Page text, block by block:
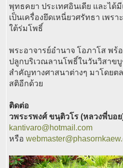
พุทธคยา ประเทศอินเดีย และได้
เป็นเครื่องยึดเหนี่ยวศรัทธา เพร
ใต้ร่มโพธิ์
พระอาจารย์อำนาจ โอภาโส พร้
ปลูกบริเวณลานโพธิ์ในวันวิสาข
สำคัญทางศาสนาต่างๆ มาโดยต
สติอีกด้วย
ติดต่อ
วพระรพงศ์ ขนฺติวโร (หลวงพี่บอย
kantivaro@hotmail.com
หรือ